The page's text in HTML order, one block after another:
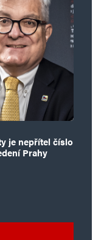
je nepřítel číslo
Prahy